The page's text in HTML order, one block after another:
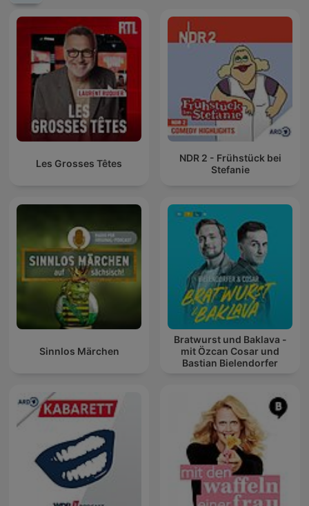
Les Grosses Têtes
NDR 2 - Frühstück bei
Stefanie
Sinnlos Märchen
Bratwurst und Baklava -
mit Özcan Cosar und
Bastian Bielendorfer